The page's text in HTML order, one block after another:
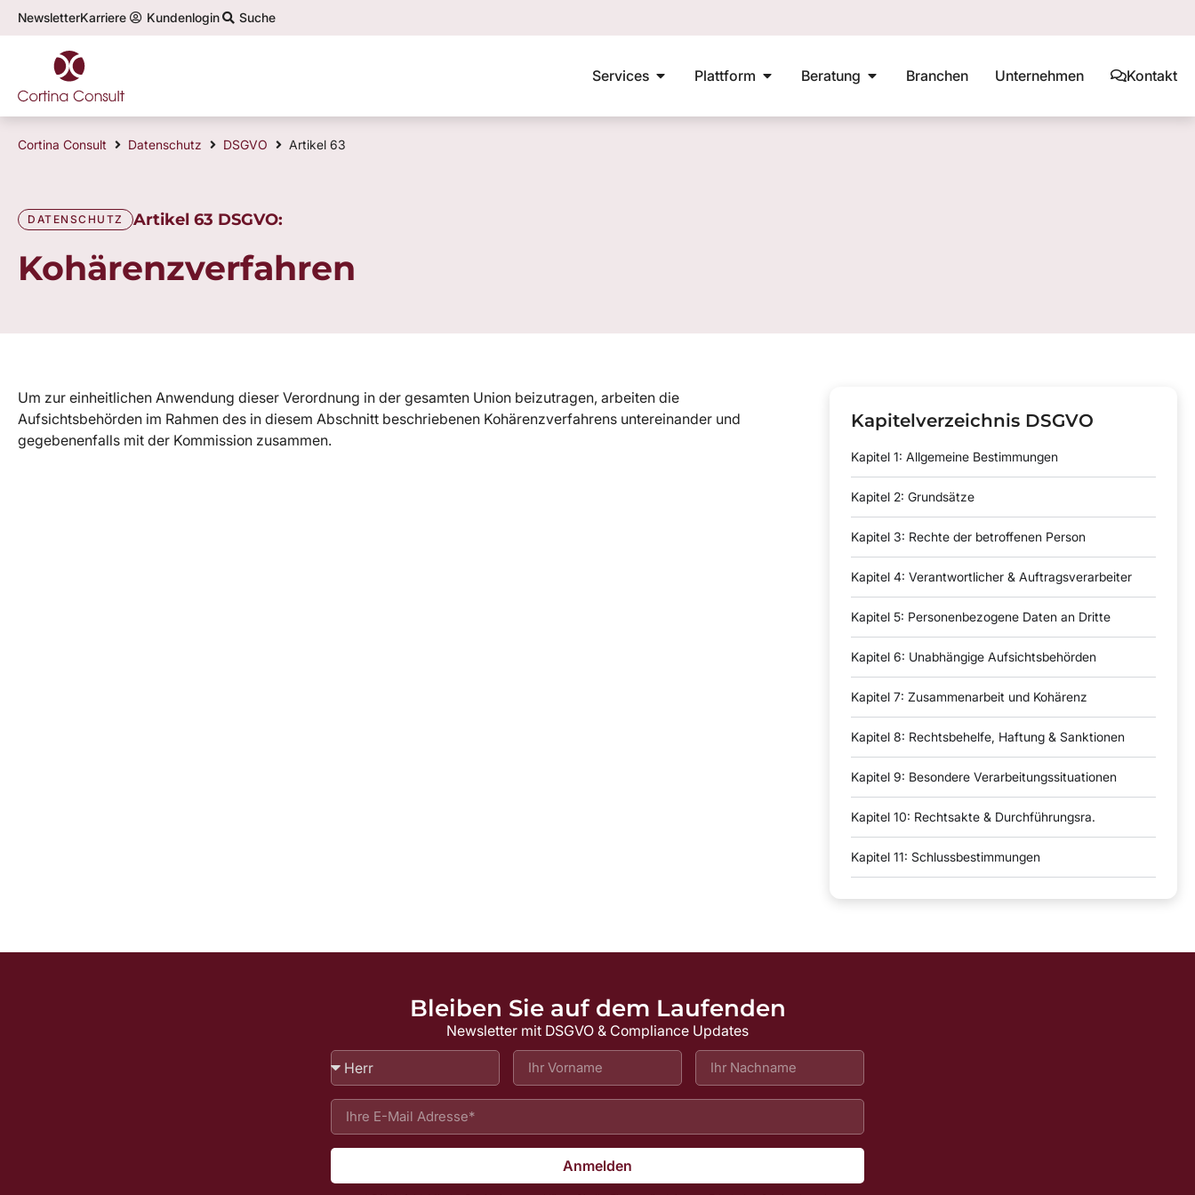
NewsletterKarriere Kundenlogin Suche
Services Plattform Beratung Branchen Unternehmen Kontakt
Cortina Consult Datenschutz DSGVO Artikel 63
DATENSCHUTZ Artikel 63 DSGVO:
Kohärenzverfahren
Um zur einheitlichen Anwendung dieser Verordnung in der gesamten Union beizutragen, arbeiten die
Aufsichtsbehörden im Rahmen des in diesem Abschnitt beschriebenen Kohärenzverfahrens untereinander und
gegebenenfalls mit der Kommission zusammen.
Kapitelverzeichnis DSGVO
Kapitel 1: Allgemeine Bestimmungen
Kapitel 2: Grundsätze
Kapitel 3: Rechte der betroffenen Person
Kapitel 4: Verantwortlicher & Auftragsverarbeiter
Kapitel 5: Personenbezogene Daten an Dritte
Kapitel 6: Unabhängige Aufsichtsbehörden
Kapitel 7: Zusammenarbeit und Kohärenz
Kapitel 8: Rechtsbehelfe, Haftung & Sanktionen
Kapitel 9: Besondere Verarbeitungssituationen
Kapitel 10: Rechtsakte & Durchführungsra.
Kapitel 11: Schlussbestimmungen
Bleiben Sie auf dem Laufenden
Newsletter mit DSGVO & Compliance Updates
Anmelden